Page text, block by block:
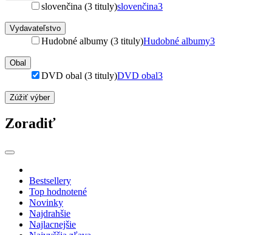
slovenčina (3 tituly)slovenčina3
Vydavateľstvo
Hudobné albumy (3 tituly)Hudobné albumy3
Obal
DVD obal (3 tituly)DVD obal3
Zúžiť výber
Zoradiť
Bestsellery
Top hodnotené
Novinky
Najdrahšie
Najlacnejšie